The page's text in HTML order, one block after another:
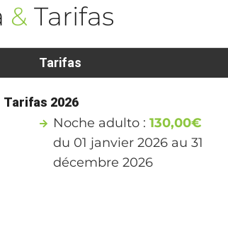
& Tarifas
Tarifas
Tarifas 2026
Noche adulto :130,00€
du 01 janvier 2026 au 31
décembre 2026